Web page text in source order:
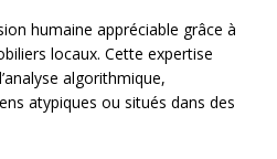
humaine appréciable grâce à
locaux. Cette expertise
algorithmique,
atypiques ou situés dans des